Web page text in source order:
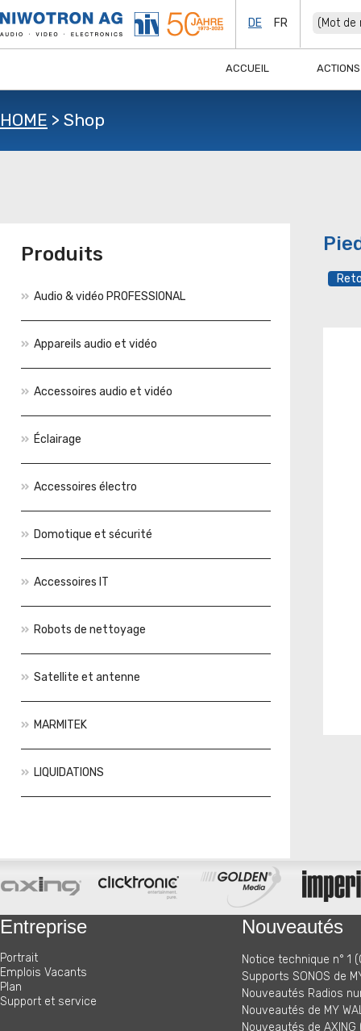
DE FR
ACCUEIL ACTIONS
HOME > Shop
Produits
Audio & vidéo PROFESSIONAL
Appareils audio et vidéo
Accessoires audio et vidéo
Éclairage
Accessoires électro
Domotique et sécurité
Accessoires IT
Robots de nettoyage
Satellite et antenne
MARMITEK
LIQUIDATIONS
Entreprise
Portrait
Emplois Vacants
Plan
Support et service
Nouveautés
Notice technique n° 1
Supports SONOS de
Nouveautés Radios
Nouveautés de MY
Nouveautés de AXING